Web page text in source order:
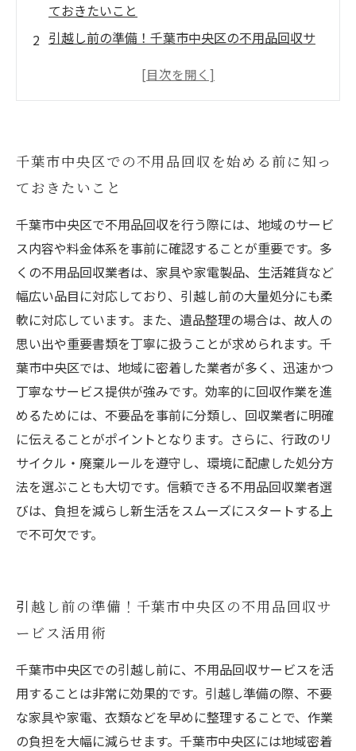
ておきたいこと
引越し前の準備！千葉市中央区の不用品回収サ
遺品整理の悩みを解決！千葉市中央区でのスム
区の不用品回収のポイント
負担を軽減！効率的な遺品整理で新生活を安心
スタート
千葉市中央区の不用品回収業者比較と選び方の
コツ
引越しと遺品整理を同時進行！千葉市中央区で
賢く整理する方法
千葉市中央区での不用品回収を始める前に知っ
ておきたいこと
千葉市中央区で不用品回収を行う際には、地域のサービ
ス内容や料金体系を事前に確認することが重要です。多
くの不用品回収業者は、家具や家電製品、生活雑貨など
幅広い品目に対応しており、引越し前の大量処分にも柔
軟に対応しています。また、遺品整理の場合は、故人の
思い出や重要書類を丁寧に扱うことが求められます。千
葉市中央区では、地域に密着した業者が多く、迅速かつ
丁寧なサービス提供が強みです。効率的に回収作業を進
めるためには、不要品を事前に分類し、回収業者に明確
に伝えることがポイントとなります。さらに、行政のリ
サイクル・廃棄ルールを遵守し、環境に配慮した処分方
法を選ぶことも大切です。信頼できる不用品回収業者選
びは、負担を減らし新生活をスムーズにスタートする上
で不可欠です。
引越し前の準備！千葉市中央区の不用品回収サ
ービス活用術
千葉市中央区での引越し前に、不用品回収サービスを活
用することは非常に効果的です。引越し準備の際、不要
な家具や家電、衣類などを早めに整理することで、作業
の負担を大幅に減らせます。千葉市中央区には地域密着